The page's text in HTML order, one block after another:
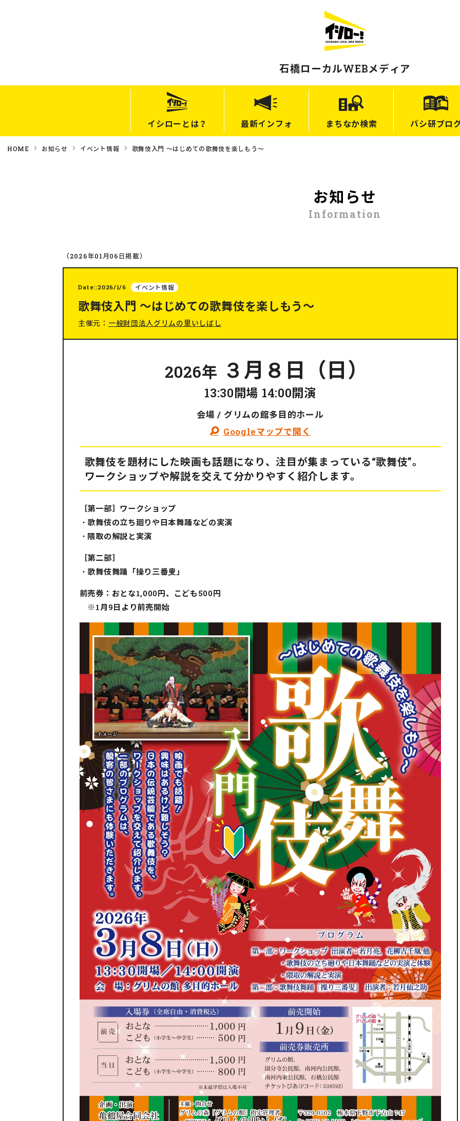
石橋ローカルWEBメディア
イシローとは？ 最新インフォ まちなか検索 バシ研ブロ
HOME お知らせ イベント情報 歌舞伎入門 ～はじめての歌舞伎を楽しもう～
お知らせ
Information
（2026年01月06日掲載）
Date::2026/1/6 イベント情報
歌舞伎入門 ～はじめての歌舞伎を楽しもう～
主催元： 一般財団法人グリムの里いしばし
2026年 ３月８日（日）
13:30開場 14:00開演
会場 / グリムの館多目的ホール
Googleマップで開く
歌舞伎を題材にした映画も話題になり、注目が集まっている“歌舞伎”。
ワークショップや解説を交えて分かりやすく紹介します。
［第一部］ワークショップ
・歌舞伎の立ち廻りや日本舞踊などの実演
・隈取の解説と実演
［第二部］
・歌舞伎舞踊「操り三番叟」
前売券：おとな1,000円、こども500円
※1月9日より前売開始